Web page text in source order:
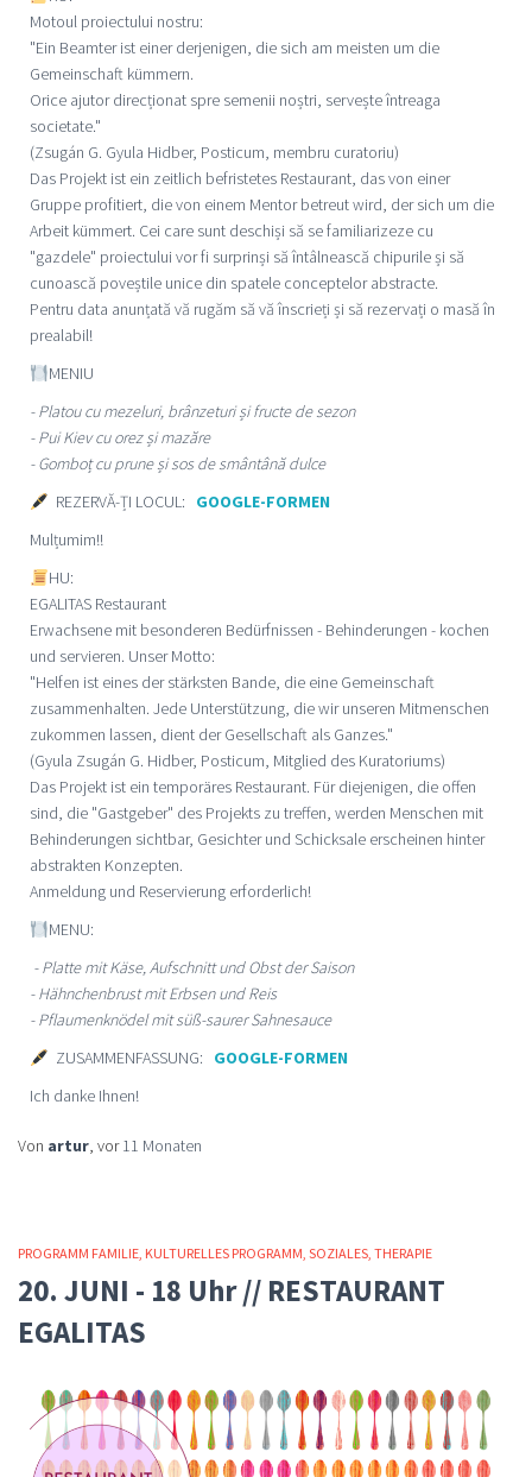
Motoul proiectului nostru:
"Ein Beamter ist einer derjenigen, die sich am meisten um die
Gemeinschaft kümmern.
Orice ajutor direcționat spre semenii noștri, servește întreaga
societate."
(Zsugán G. Gyula Hidber, Posticum, membru curatoriu)
Das Projekt ist ein zeitlich befristetes Restaurant, das von einer
Gruppe profitiert, die von einem Mentor betreut wird, der sich um die
Arbeit kümmert. Cei care sunt deschiși să se familiarizeze cu
"gazdele" proiectului vor fi surprinși să întâlnească chipurile și să
cunoască poveștile unice din spatele conceptelor abstracte.
Pentru data anunțată vă rugăm să vă înscrieți și să rezervați o masă în
prealabil!
MENIU
- Platou cu mezeluri, brânzeturi și fructe de sezon
- Pui Kiev cu orez și mazăre
- Gomboț cu prune și sos de smântână dulce
REZERVĂ-ȚI LOCUL: GOOGLE-FORMEN
Mulțumim!!
HU:
EGALITAS Restaurant
Erwachsene mit besonderen Bedürfnissen - Behinderungen - kochen
und servieren. Unser Motto:
"Helfen ist eines der stärksten Bande, die eine Gemeinschaft
zusammenhalten. Jede Unterstützung, die wir unseren Mitmenschen
zukommen lassen, dient der Gesellschaft als Ganzes."
(Gyula Zsugán G. Hidber, Posticum, Mitglied des Kuratoriums)
Das Projekt ist ein temporäres Restaurant. Für diejenigen, die offen
sind, die "Gastgeber" des Projekts zu treffen, werden Menschen mit
Behinderungen sichtbar, Gesichter und Schicksale erscheinen hinter
abstrakten Konzepten.
Anmeldung und Reservierung erforderlich!
MENU:
- Platte mit Käse, Aufschnitt und Obst der Saison
- Hähnchenbrust mit Erbsen und Reis
- Pflaumenknödel mit süß-saurer Sahnesauce
ZUSAMMENFASSUNG: GOOGLE-FORMEN
Ich danke Ihnen!
Von artur, vor11 Monaten
PROGRAMM FAMILIE KULTURELLES PROGRAMM SOZIALES THERAPIE
20. JUNI - 18 Uhr // RESTAURANT
EGALITAS